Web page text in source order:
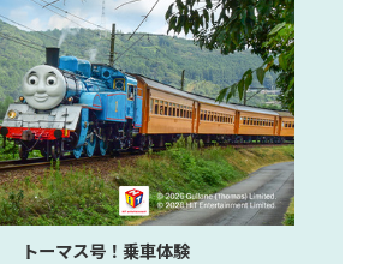
トーマス号！乗車体験